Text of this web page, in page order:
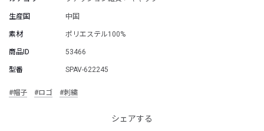
生産国 中国
素材 ポリエステル100%
商品ID 53466
型番 SPAV-622245
#帽子 #ロゴ #刺繍
シェアする